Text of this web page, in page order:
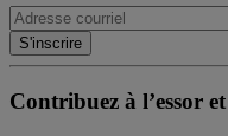
Contribuez à l’essor